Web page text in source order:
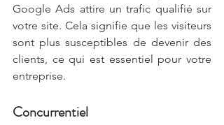
Google Ads attire un trafic qualifié sur
votre site. Cela signifie que les visiteurs
sont plus susceptibles de devenir des
clients, ce qui est essentiel pour votre
entreprise.
Concurrentiel